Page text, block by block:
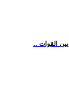
القوات